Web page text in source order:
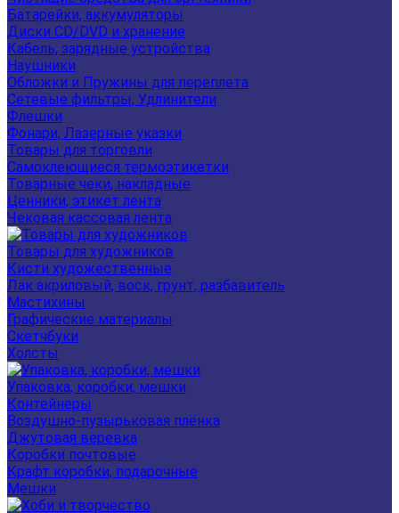
Батарейки, аккумуляторы
Диски CD/DVD и хранение
Кабель, зарядные устройства
Наушники
Обложки и Пружины для переплета
Сетевые фильтры, Удлинители
Флешки
Фонари, Лазерные указки
Товары для торговли
Самоклеющиеся термоэтикетки
Товарные чеки, накладные
Ценники, этикет лента
Чековая кассовая лента
Товары для художников
Кисти художественные
Лак акриловый, воск, грунт, разбавитель
Мастихины
Графические материалы
Скетчбуки
Холсты
Упаковка, коробки, мешки
Контейнеры
Воздушно-пузырьковая плёнка
Джутовая веревка
Коробки почтовые
Крафт коробки, подарочные
Мешки